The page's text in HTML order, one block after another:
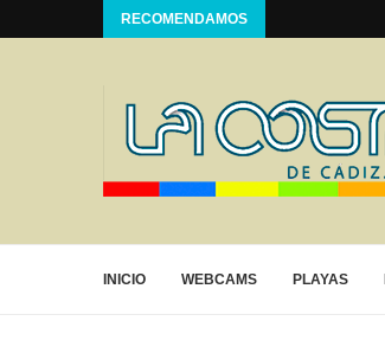
RECOMENDAMOS
INICIO WEBCAMS PLAYAS